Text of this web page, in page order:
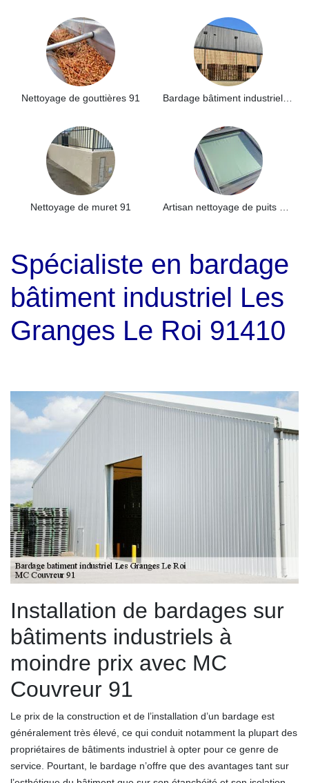
Nettoyage de gouttières 91
Nettoyage de muret 91
Spécialiste en bardage
bâtiment industriel Les
Granges Le Roi 91410
Installation de bardages sur
bâtiments industriels à
moindre prix avec MC
Couvreur 91
Le prix de la construction et de l’installation d’un bardage est
généralement très élevé, ce qui conduit notamment la plupart des
propriétaires de bâtiments industriel à opter pour ce genre de
service. Pourtant, le bardage n’offre que des avantages tant sur